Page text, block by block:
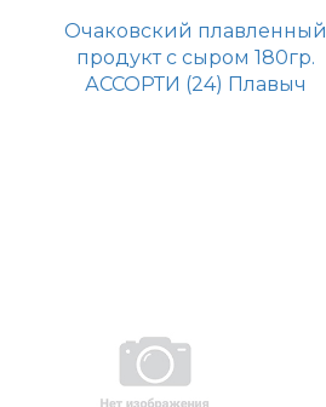
Очаковский плавленный
продукт с сыром 180гр.
АССОРТИ (24) Плавыч